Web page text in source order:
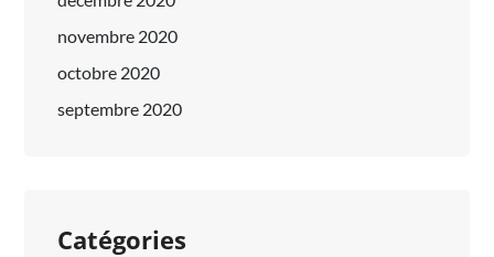
novembre 2020
octobre 2020
septembre 2020
Catégories